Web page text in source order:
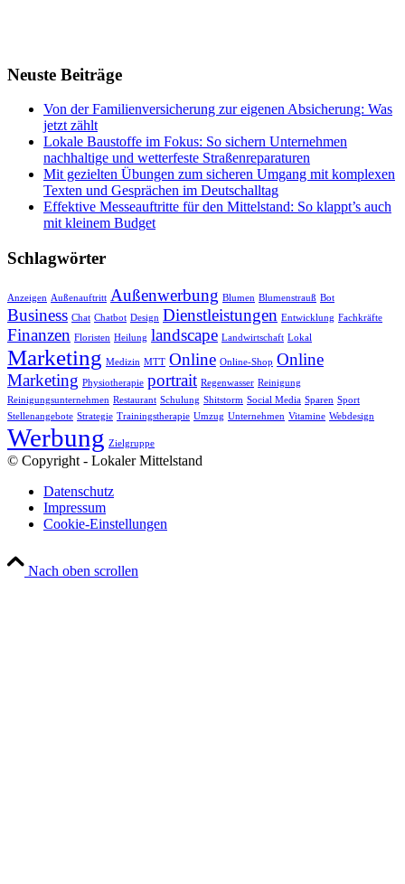
Neuste Beiträge
Von der Familienversicherung zur eigenen Absicherung: Was
jetzt zählt
Lokale Baustoffe im Fokus: So sichern Unternehmen
nachhaltige und wetterfeste Straßenreparaturen
Mit gezielten Übungen zum sicheren Umgang mit komplexen
Texten und Gesprächen im Deutschalltag
Effektive Messeauftritte für den Mittelstand: So klappt’s auch
mit kleinem Budget
Schlagwörter
Anzeigen Außenauftritt Außenwerbung Blumen Blumenstrauß Bot
Business Chat Chatbot Design Dienstleistungen Entwicklung Fachkräfte
Finanzen Floristen Heilung landscape Landwirtschaft Lokal
Marketing Medizin MTT Online Online-Shop Online
Marketing Physiotherapie portrait Regenwasser Reinigung
Reinigungsunternehmen Restaurant Schulung Shitstorm Social Media Sparen Sport
Stellenangebote Strategie Trainingstherapie Umzug Unternehmen Vitamine Webdesign
Werbung Zielgruppe
© Copyright - Lokaler Mittelstand
Datenschutz
Impressum
Cookie-Einstellungen
Nach oben scrollen